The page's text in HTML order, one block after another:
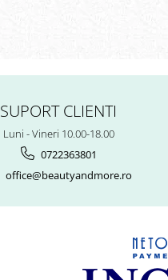
SUPORT CLIENTI
Luni - Vineri 10.00-18.00
0722363801
office@beautyandmore.ro